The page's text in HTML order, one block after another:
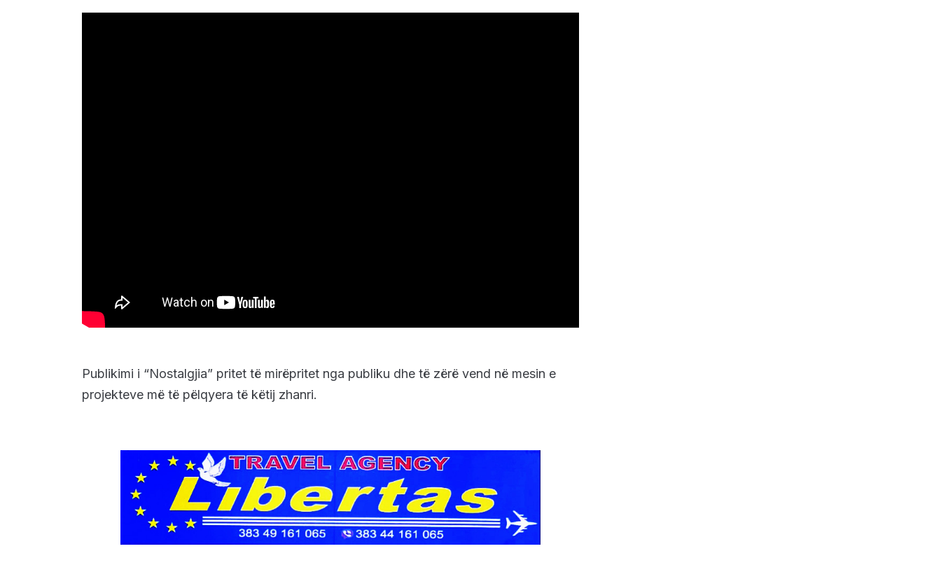
Publikimi i “Nostalgjia” pritet të mirëpritet nga publiku dhe të zërë vend në mesin e
projekteve më të pëlqyera të këtij zhanri.